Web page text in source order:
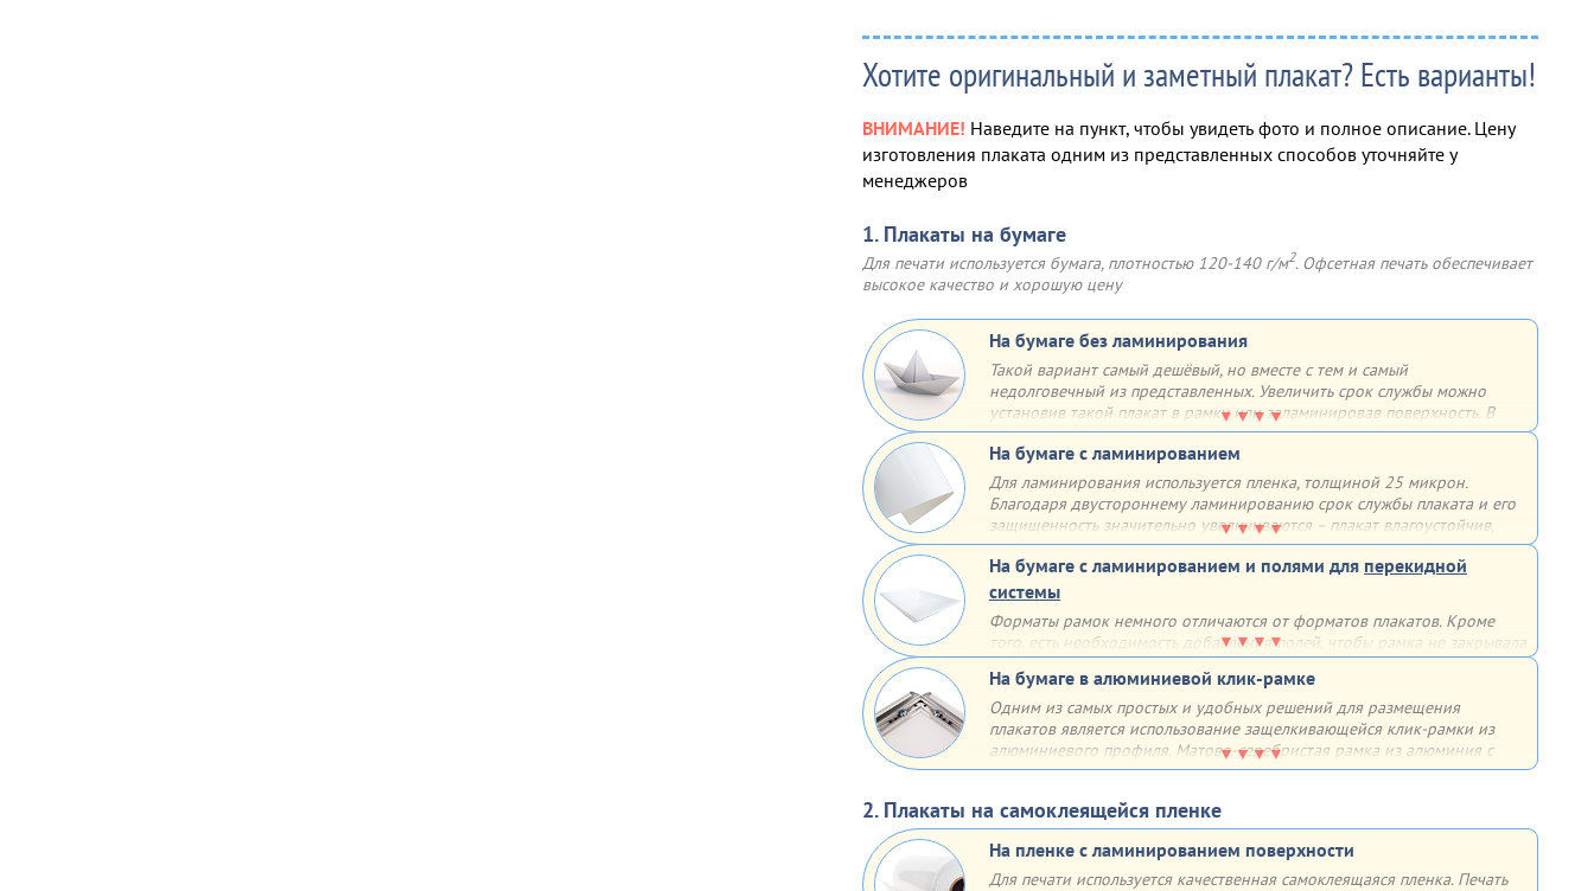
Хотите оригинальный и заметный плакат? Есть варианты!
ВНИМАНИЕ! Наведите на пункт, чтобы увидеть фото и полное описание. Цену
изготовления плаката одним из представленных способов уточняйте у
менеджеров
1. Плакаты на бумаге
Для печати используется бумага, плотностью 120-140 г/м2. Офсетная печать обеспечивает
высокое качество и хорошую цену
На бумаге без ламинирования
Такой вариант самый дешёвый, но вместе с тем и самый
недолговечный из представленных. Увеличить срок службы можно
установив такой плакат в рамку или заламинировав поверхность. В
таком случае он может прослужить гораздо дольше
На бумаге с ламинированием
Для ламинирования используется пленка, толщиной 25 микрон.
Благодаря двустороннему ламинированию срок службы плаката и его
защищенность значительно увеличиваются – плакат влагоустойчив,
защищен от механических повреждений и не выцветает
На бумаге с ламинированием и полями для перекидной
системы
Форматы рамок немного отличаются от форматов плакатов. Кроме
того, есть необходимость добавления полей, чтобы рамка не закрывала
часть информации. По этим причинам мы дорабатываем макет для
использования в перекидных системах
На бумаге в алюминиевой клик-рамке
Одним из самых простых и удобных решений для размещения
плакатов является использование защелкивающейся клик-рамки из
алюминиевого профиля. Матово-серебристая рамка из алюминия с
анодированным покрытием имеет множество плюсов - она лёгкая,
и воздействию влаги
Отщёлкивающаяся крышка профиля (клик-система) позволяет быстро
менять информацию (плакат, постер и др.). Основание рамки - 2-мм
2. Плакаты на самоклеящейся пленке
На пленке с ламинированием поверхности
Для печати используется качественная самоклеящаяся пленка. Печать